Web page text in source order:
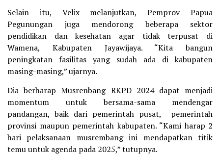
Selain itu, Velix melanjutkan, Pemprov Papua
Pegunungan juga mendorong beberapa sektor
pendidikan dan kesehatan agar tidak terpusat di
Wamena, Kabupaten Jayawijaya. “Kita bangun
peningkatan fasilitas yang sudah ada di kabupaten
masing-masing,” ujarnya.
Dia berharap Musrenbang RKPD 2024 dapat menjadi
momentum untuk bersama-sama mendengar
pandangan, baik dari pemerintah pusat, pemerintah
provinsi maupun pemerintah kabupaten. “Kami harap 2
hari pelaksanaan musrembang ini mendapatkan titik
temu untuk agenda pada 2025,” tutupnya.